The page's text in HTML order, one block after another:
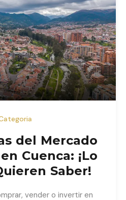
del Mercado
Cuenca: ¡Lo
Saber!
vender o invertir en